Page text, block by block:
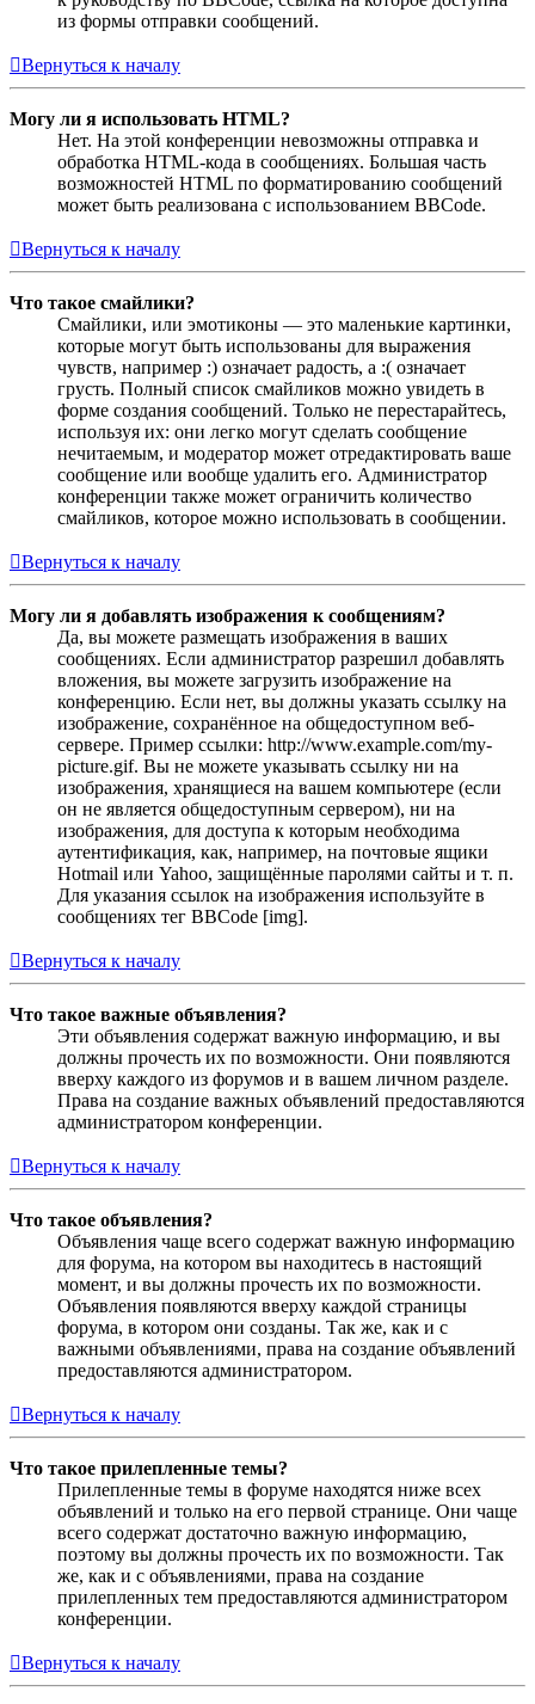
из формы отправки сообщений.
Вернуться к началу
Могу ли я использовать HTML?
Нет. На этой конференции невозможны отправка и
обработка HTML-кода в сообщениях. Большая часть
возможностей HTML по форматированию сообщений
может быть реализована с использованием BBCode.
Вернуться к началу
Что такое смайлики?
Смайлики, или эмотиконы — это маленькие картинки,
которые могут быть использованы для выражения
чувств, например :) означает радость, а :( означает
грусть. Полный список смайликов можно увидеть в
форме создания сообщений. Только не перестарайтесь,
используя их: они легко могут сделать сообщение
нечитаемым, и модератор может отредактировать ваше
сообщение или вообще удалить его. Администратор
конференции также может ограничить количество
смайликов, которое можно использовать в сообщении.
Вернуться к началу
Могу ли я добавлять изображения к сообщениям?
Да, вы можете размещать изображения в ваших
сообщениях. Если администратор разрешил добавлять
вложения, вы можете загрузить изображение на
конференцию. Если нет, вы должны указать ссылку на
изображение, сохранённое на общедоступном веб-
сервере. Пример ссылки: http://www.example.com/my-
picture.gif. Вы не можете указывать ссылку ни на
изображения, хранящиеся на вашем компьютере (если
он не является общедоступным сервером), ни на
изображения, для доступа к которым необходима
аутентификация, как, например, на почтовые ящики
Hotmail или Yahoo, защищённые паролями сайты и т. п.
Для указания ссылок на изображения используйте в
сообщениях тег BBCode [img].
Вернуться к началу
Что такое важные объявления?
Эти объявления содержат важную информацию, и вы
должны прочесть их по возможности. Они появляются
вверху каждого из форумов и в вашем личном разделе.
Права на создание важных объявлений предоставляются
администратором конференции.
Вернуться к началу
Что такое объявления?
Объявления чаще всего содержат важную информацию
для форума, на котором вы находитесь в настоящий
момент, и вы должны прочесть их по возможности.
Объявления появляются вверху каждой страницы
форума, в котором они созданы. Так же, как и с
важными объявлениями, права на создание объявлений
предоставляются администратором.
Вернуться к началу
Что такое прилепленные темы?
Прилепленные темы в форуме находятся ниже всех
объявлений и только на его первой странице. Они чаще
всего содержат достаточно важную информацию,
поэтому вы должны прочесть их по возможности. Так
же, как и с объявлениями, права на создание
прилепленных тем предоставляются администратором
конференции.
Вернуться к началу